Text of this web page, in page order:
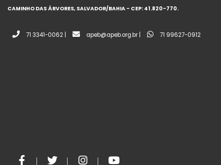
CAMINHO DAS ÁRVORES, SALVADOR/BAHIA - CEP: 41.820-770.
71 3341-0062 | apeb@apeb.org.br | 71 99627-0912